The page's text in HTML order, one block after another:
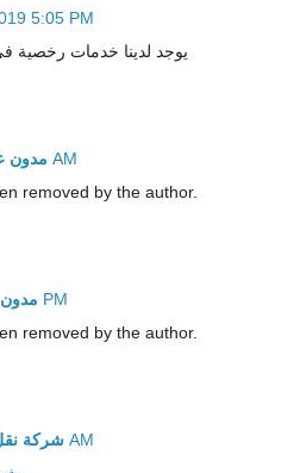
5:05 PM
يوجد لدينا خدمات رخصية
مدون 4/20/2020 11:50 AM
removed by the author.
4/20/2020 2:55 PM
removed by the author.
شركة 5/29/2020 5:48 AM